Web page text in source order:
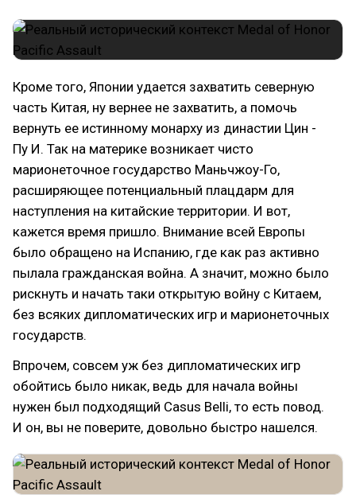
Кроме того, Японии удается захватить северную
часть Китая, ну вернее не захватить, а помочь
вернуть ее истинному монарху из династии Цин -
Пу И. Так на материке возникает чисто
марионеточное государство Маньчжоу-Го,
расширяющее потенциальный плацдарм для
наступления на китайские территории. И вот,
кажется время пришло. Внимание всей Европы
было обращено на Испанию, где как раз активно
пылала гражданская война. А значит, можно было
рискнуть и начать таки открытую войну с Китаем,
без всяких дипломатических игр и марионеточных
государств.
Впрочем, совсем уж без дипломатических игр
обойтись было никак, ведь для начала войны
нужен был подходящий Casus Belli, то есть повод.
И он, вы не поверите, довольно быстро нашелся.